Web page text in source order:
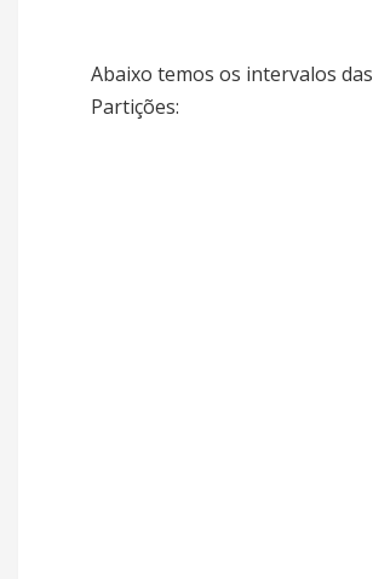
Abaixo temos os intervalos das
Partições: